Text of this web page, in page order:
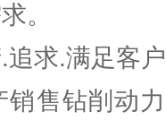
。
求.满足客
销售钻削动